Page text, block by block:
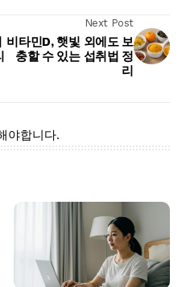
Next Post
비타민D, 햇빛 외에도 보
충할 수 있는 섭취법 정
리
야합니다.